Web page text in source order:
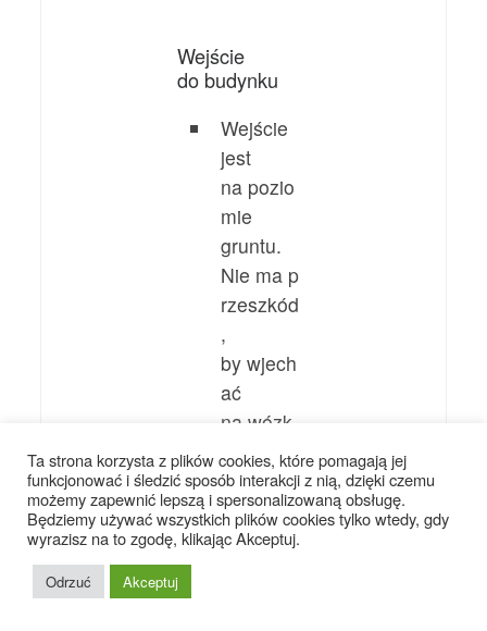
Wejście
do budynku
Wejście
jest
na pozio
mie
gruntu.
Nie ma p
rzeszkód
,
by wjech
ać
na wózk
Ta strona korzysta z plików cookies, które pomagają jej
funkcjonować i śledzić sposób interakcji z nią, dzięki czemu
możemy zapewnić lepszą i spersonalizowaną obsługę.
Będziemy używać wszystkich plików cookies tylko wtedy, gdy
wyrazisz na to zgodę, klikając Akceptuj.
Odrzuć Akceptuj